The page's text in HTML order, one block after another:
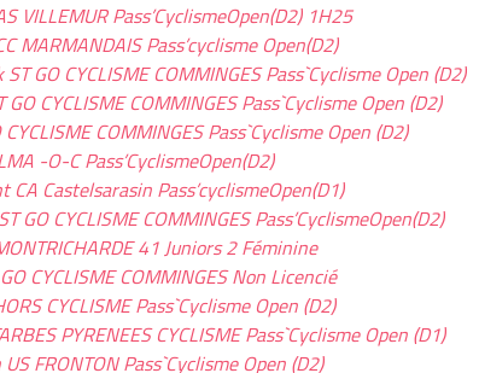
VILLEMUR Pass’CyclismeOpen(D2) 1H25
MARMANDAIS Pass’cyclisme Open(D2)
GO CYCLISME COMMINGES Pass`Cyclisme Open (D2)
CYCLISME COMMINGES Pass`Cyclisme Open (D2)
COMMINGES Pass`Cyclisme Open (D2)
-O-C Pass’CyclismeOpen(D2)
CA Castelsarasin Pass’cyclismeOpen(D1)
GO CYCLISME COMMINGES Pass’CyclismeOpen(D2)
41 Juniors 2 Féminine
CYCLISME COMMINGES Non Licencié
CYCLISME Pass`Cyclisme Open (D2)
PYRENEES CYCLISME Pass`Cyclisme Open (D1)
FRONTON Pass`Cyclisme Open (D2)